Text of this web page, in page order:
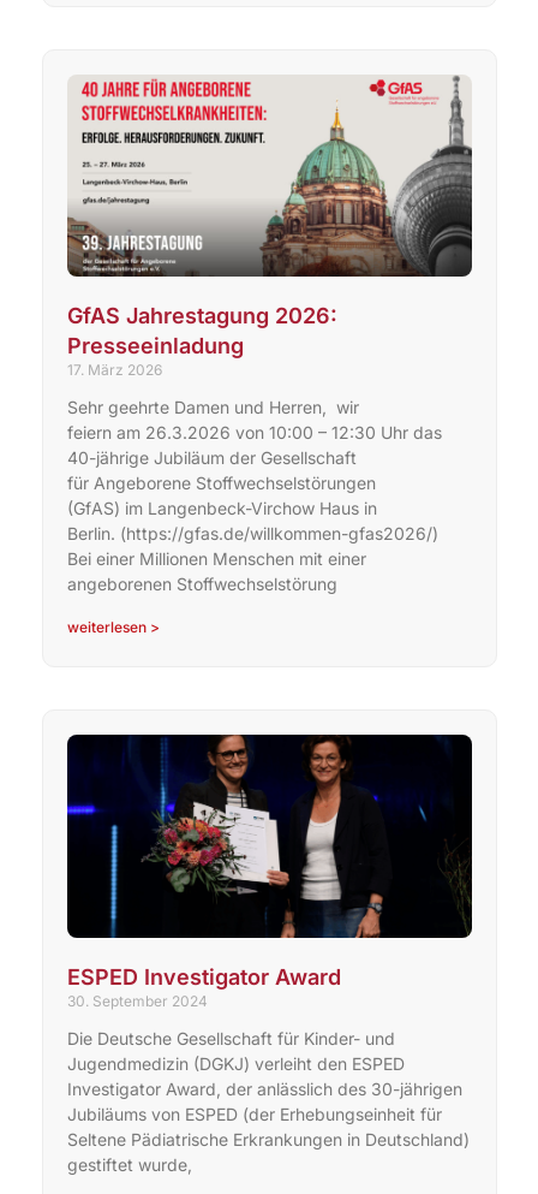
GfAS Jahrestagung 2026:
Presseeinladung
17. März 2026
Sehr geehrte Damen und Herren, wir
feiern am 26.3.2026 von 10:00 – 12:30 Uhr das
40-jährige Jubiläum der Gesellschaft
für Angeborene Stoffwechselstörungen
(GfAS) im Langenbeck-Virchow Haus in
Berlin. (https://gfas.de/willkommen-gfas2026/)
Bei einer Millionen Menschen mit einer
angeborenen Stoffwechselstörung
weiterlesen >
ESPED Investigator Award
30. September 2024
Die Deutsche Gesellschaft für Kinder- und
Jugendmedizin (DGKJ) verleiht den ESPED
Investigator Award, der anlässlich des 30-jährigen
Jubiläums von ESPED (der ​​​​​Erhebungseinheit für
Seltene Pädiatrische Erkrankungen in Deutschland)
gestiftet wurde,